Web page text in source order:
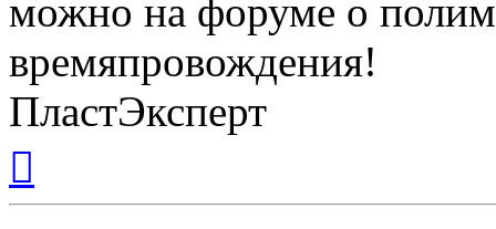
можно на форуме о
времяпровождения!
ПластЭксперт
началу